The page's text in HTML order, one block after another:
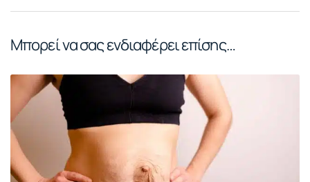
Μπορεί να σας ενδιαφέρει επίσης…